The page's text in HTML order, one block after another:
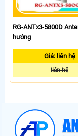
RG-ANTx3-5800D
hướng
Giá: liên hệ
liên hệ